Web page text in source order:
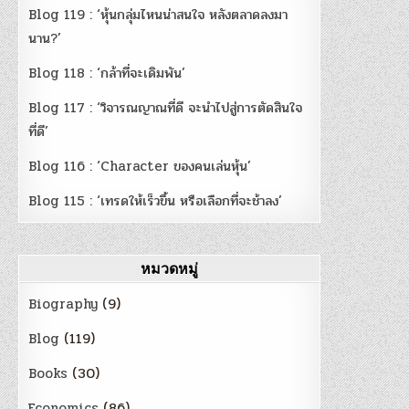
Blog 119 : ‘หุ้นกลุ่มไหนน่าสนใจ หลังตลาดลงมา
นาน?’
Blog 118 : ‘กล้าที่จะเดิมพัน’
Blog 117 : ‘วิจารณญาณที่ดี จะนำไปสู่การตัดสินใจ
ที่ดี’
Blog 116 : ‘Character ของคนเล่นหุ้น’
Blog 115 : ‘เทรดให้เร็วขึ้น หรือเลือกที่จะช้าลง’
หมวดหมู่
Biography (9)
Blog (119)
Books (30)